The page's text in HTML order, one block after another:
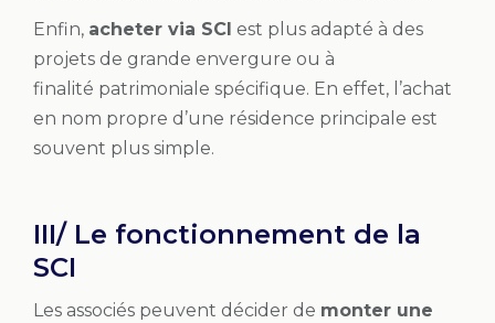
Enfin, acheter via SCI est plus adapté à des
projets de grande envergure ou à
finalité patrimoniale spécifique. En effet, l’achat
en nom propre d’une résidence principale est
souvent plus simple.
III/ Le fonctionnement de la
SCI
Les associés peuvent décider de monter une